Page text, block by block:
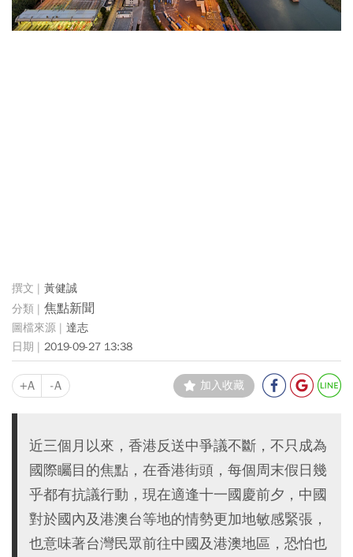
黃健誠
焦點新聞
達志
2019-09-27 13:38
+A -A 加入收藏
近三個月以來，香港反送中爭議不斷，不只成為
國際矚目的焦點，在香港街頭，每個周末假日幾
乎都有抗議行動，現在適逢十一國慶前夕，中國
對於國內及港澳台等地的情勢更加地敏感緊張，
也意味著台灣民眾前往中國及港澳地區，恐怕也